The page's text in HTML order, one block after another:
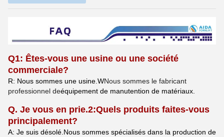
Q1: Êtes-vous une usine ou une société
commerciale?
R: Nous sommes une usine. WNous sommes le fabricant
professionnel deéquipement de manutention de matériaux.
Q. Je vous en prie.2:Quels produits faites-vous
principalement?
A: Je suis désolé. Nous sommes spécialisés dans la production de